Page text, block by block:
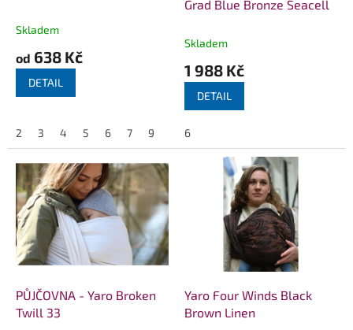
Průměrné
produktu
5,0
hvězdiček.
Skladem
od 638 Kč
DETAIL
2 3 4 5 6 7 9
Grad Blue Bronze Seacell
Skladem
1 988 Kč
DETAIL
6
PŮJČOVNA - Yaro Broken
Twill 33
Yaro Four Winds Black
Brown Linen